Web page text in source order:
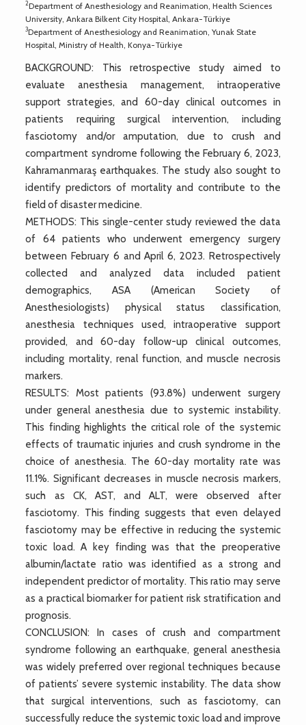
2Department of Anesthesiology and Reanimation, Health Sciences
University, Ankara Bilkent City Hospital, Ankara-Türkiye
3Department of Anesthesiology and Reanimation, Yunak State
Hospital, Ministry of Health, Konya-Türkiye
BACKGROUND: This retrospective study aimed to
evaluate anesthesia management, intraoperative
support strategies, and 60-day clinical outcomes in
patients requiring surgical intervention, including
fasciotomy and/or amputation, due to crush and
compartment syndrome following the February 6, 2023,
Kahramanmaraş earthquakes. The study also sought to
identify predictors of mortality and contribute to the
field of disaster medicine.
METHODS: This single-center study reviewed the data
of 64 patients who underwent emergency surgery
between February 6 and April 6, 2023. Retrospectively
collected and analyzed data included patient
demographics, ASA (American Society of
Anesthesiologists) physical status classification,
anesthesia techniques used, intraoperative support
provided, and 60-day follow-up clinical outcomes,
including mortality, renal function, and muscle necrosis
markers.
RESULTS: Most patients (93.8%) underwent surgery
under general anesthesia due to systemic instability.
This finding highlights the critical role of the systemic
effects of traumatic injuries and crush syndrome in the
choice of anesthesia. The 60-day mortality rate was
11.1%. Significant decreases in muscle necrosis markers,
such as CK, AST, and ALT, were observed after
fasciotomy. This finding suggests that even delayed
fasciotomy may be effective in reducing the systemic
toxic load. A key finding was that the preoperative
albumin/lactate ratio was identified as a strong and
independent predictor of mortality. This ratio may serve
as a practical biomarker for patient risk stratification and
prognosis.
CONCLUSION: In cases of crush and compartment
syndrome following an earthquake, general anesthesia
was widely preferred over regional techniques because
of patients’ severe systemic instability. The data show
that surgical interventions, such as fasciotomy, can
successfully reduce the systemic toxic load and improve